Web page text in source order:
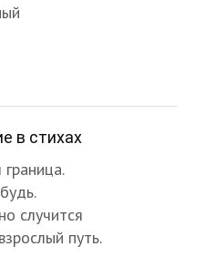
в стихах
случится
путь.